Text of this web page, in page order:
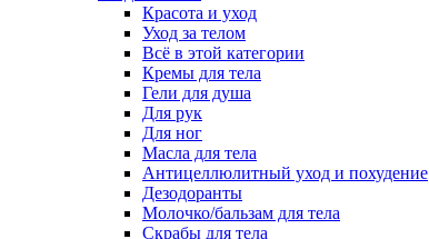
Красота и уход
Уход за телом
Всё в этой категории
Кремы для тела
Гели для душа
Для рук
Для ног
Масла для тела
Антицеллюлитный уход и похудение
Дезодоранты
Молочко/бальзам для тела
Скрабы для тела